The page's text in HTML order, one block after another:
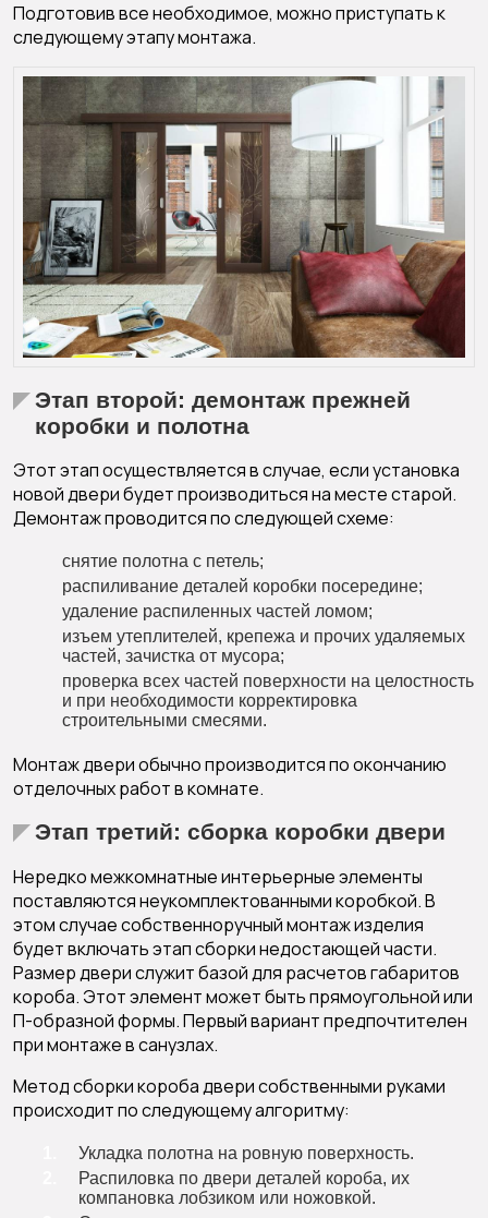
Подготовив все необходимое, можно приступать к
следующему этапу монтажа.
Этап второй: демонтаж прежней
коробки и полотна
Этот этап осуществляется в случае, если установка
новой двери будет производиться на месте старой.
Демонтаж проводится по следующей схеме:
снятие полотна с петель;
распиливание деталей коробки посередине;
удаление распиленных частей ломом;
изъем утеплителей, крепежа и прочих удаляемых
частей, зачистка от мусора;
проверка всех частей поверхности на целостность
и при необходимости корректировка
строительными смесями.
Монтаж двери обычно производится по окончанию
отделочных работ в комнате.
Этап третий: сборка коробки двери
Нередко межкомнатные интерьерные элементы
поставляются неукомплектованными коробкой. В
этом случае собственноручный монтаж изделия
будет включать этап сборки недостающей части.
Размер двери служит базой для расчетов габаритов
короба. Этот элемент может быть прямоугольной или
П-образной формы. Первый вариант предпочтителен
при монтаже в санузлах.
Метод сборки короба двери собственными руками
происходит по следующему алгоритму:
Укладка полотна на ровную поверхность.
Распиловка по двери деталей короба, их
компановка лобзиком или ножовкой.